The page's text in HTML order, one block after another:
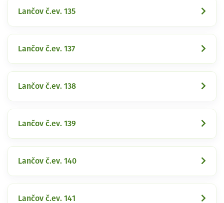
Lančov č.ev. 135
Lančov č.ev. 137
Lančov č.ev. 138
Lančov č.ev. 139
Lančov č.ev. 140
Lančov č.ev. 141